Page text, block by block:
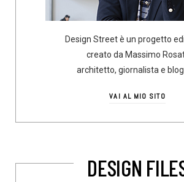
Design Street è un progetto
creato da Massimo
architetto, giornalista e
VAI AL MIO SITO
DESIGN